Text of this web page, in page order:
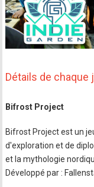
Détails de chaque
Bifrost Project
Bifrost Project est un
d'exploration et de
et la mythologie
Développé par :